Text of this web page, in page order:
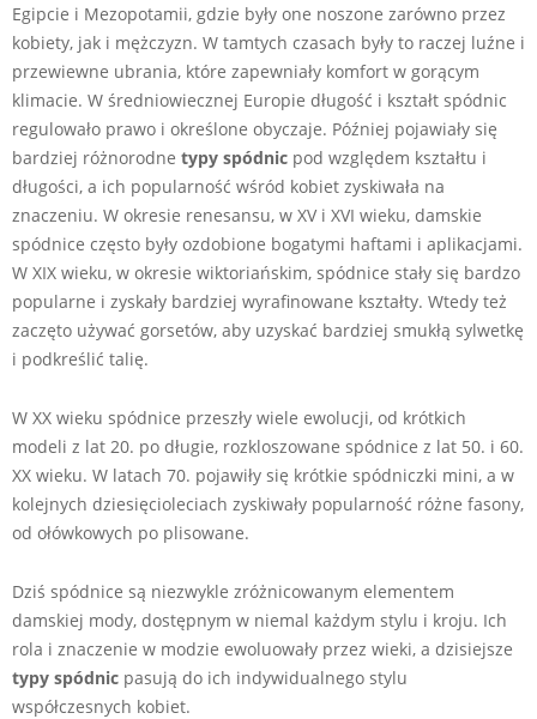
Egipcie i Mezopotamii, gdzie były one noszone zarówno przez
kobiety, jak i mężczyzn. W tamtych czasach były to raczej luźne i
przewiewne ubrania, które zapewniały komfort w gorącym
klimacie. W średniowiecznej Europie długość i kształt spódnic
regulowało prawo i określone obyczaje. Później pojawiały się
bardziej różnorodne typy spódnic pod względem kształtu i
długości, a ich popularność wśród kobiet zyskiwała na
znaczeniu. W okresie renesansu, w XV i XVI wieku, damskie
spódnice często były ozdobione bogatymi haftami i aplikacjami.
W XIX wieku, w okresie wiktoriańskim, spódnice stały się bardzo
popularne i zyskały bardziej wyrafinowane kształty. Wtedy też
zaczęto używać gorsetów, aby uzyskać bardziej smukłą sylwetkę
i podkreślić talię.
W XX wieku spódnice przeszły wiele ewolucji, od krótkich
modeli z lat 20. po długie, rozkloszowane spódnice z lat 50. i 60.
XX wieku. W latach 70. pojawiły się krótkie spódniczki mini, a w
kolejnych dziesięcioleciach zyskiwały popularność różne fasony,
od ołówkowych po plisowane.
Dziś spódnice są niezwykle zróżnicowanym elementem
damskiej mody, dostępnym w niemal każdym stylu i kroju. Ich
rola i znaczenie w modzie ewoluowały przez wieki, a dzisiejsze
typy spódnic pasują do ich indywidualnego stylu
współczesnych kobiet.